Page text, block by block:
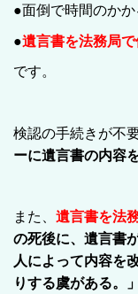
●面倒で時間のかか
●遺言書を法務局
です。
検認の手続きが不
ーに遺言書の内容
また、 遺言書を法
の死後に、遺言書
人によって内容を
りする虞がある。